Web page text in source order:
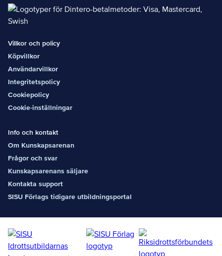
Villkor och policy
Köpvillkor
Användarvillkor
Integritetspolicy
Cookiepolicy
Cookie-inställningar
Info och kontakt
Om Kunskapsarenan
Frågor och svar
Kunskapsarenans säljare
Kontakta support
SISU Förlags tidigare utbildningsportal